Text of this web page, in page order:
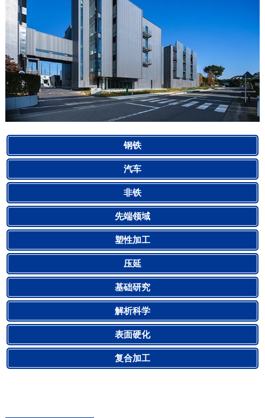
钢铁
汽车
非铁
先端领域
塑性加工
压延
基础研究
解析科学
表面硬化
复合加工